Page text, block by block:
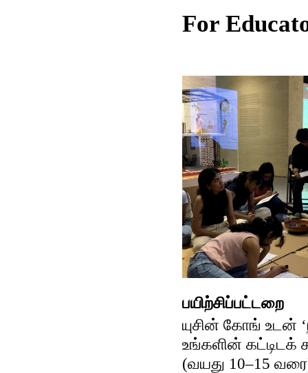
For
பயிற்சிப்பட்டறை
யுசின் கோங் உடன்
உங்களின் கட்டிடக்
(வயது 10–15